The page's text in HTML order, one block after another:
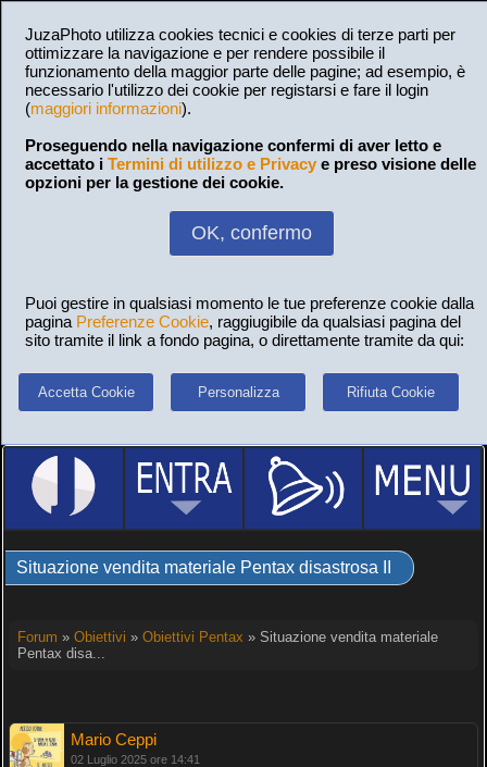
JuzaPhoto utilizza cookies tecnici e cookies di terze parti per
ottimizzare la navigazione e per rendere possibile il
funzionamento della maggior parte delle pagine; ad esempio, è
necessario l'utilizzo dei cookie per registarsi e fare il login
(maggiori informazioni).
Proseguendo nella navigazione confermi di aver letto e
accettato i Termini di utilizzo e Privacy e preso visione delle
opzioni per la gestione dei cookie.
OK, confermo
Puoi gestire in qualsiasi momento le tue preferenze cookie dalla
pagina Preferenze Cookie, raggiugibile da qualsiasi pagina del
sito tramite il link a fondo pagina, o direttamente tramite da qui:
Accetta Cookie Personalizza Rifiuta Cookie
Situazione vendita materiale Pentax disastrosa II
Forum » Obiettivi » Obiettivi Pentax » Situazione vendita materiale
Pentax disa...
Mario Ceppi
02 Luglio 2025 ore 14:41